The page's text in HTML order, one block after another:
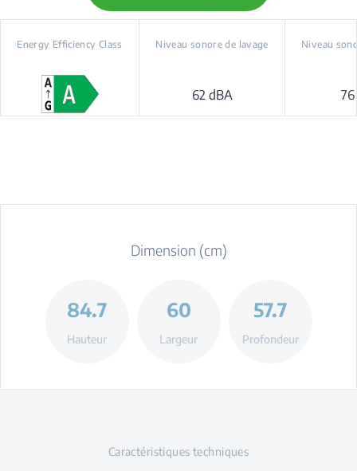
Energy Efficiency Class Niveau sonore de lavage
62 dBA
Niveau
Dimension (cm)
84.7
Hauteur
60
Largeur
57.7
Profondeur
Caractéristiques techniques